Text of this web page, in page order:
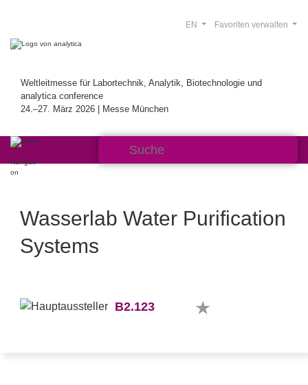
Weltleitmesse für Labortechnik, Analytik, Biotechnologie und
analytica conference
24.–27. März 2026 | Messe München
Favoriten verwalten
EN
Wasserlab Water Purification
Systems
B2.123